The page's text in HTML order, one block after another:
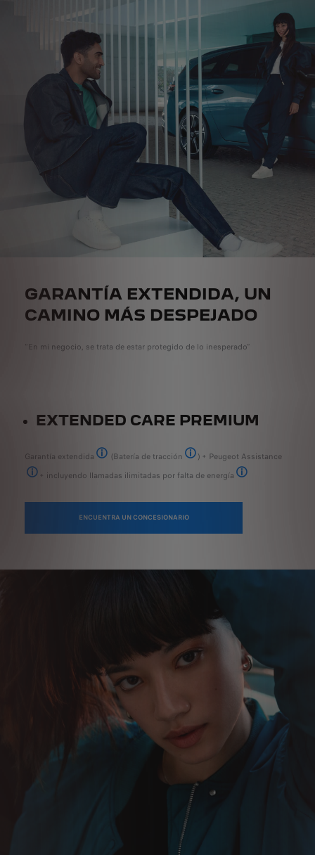
GARANTÍA EXTENDIDA, UN
CAMINO MÁS DESPEJADO
“En mi negocio, se trata de estar protegido de lo inesperado”
EXTENDED CARE PREMIUM
Garantía extendida
Cobertura adicional para tu vehículo después de que
(Batería de tracción
Tu batería de tracción está
) + Peugeot Assistance
+ incluyendo llamadas ilimitadas por falta de energía
ENCUENTRA UN CONCESIONARIO